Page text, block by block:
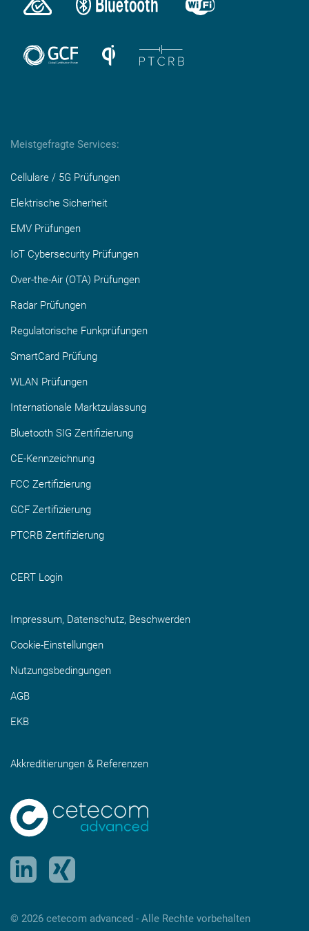
Meistgefragte Services:
Cellulare / 5G Prüfungen
Elektrische Sicherheit
EMV Prüfungen
IoT Cybersecurity Prüfungen
Over-the-Air (OTA) Prüfungen
Radar Prüfungen
Regulatorische Funkprüfungen
SmartCard Prüfung
WLAN Prüfungen
Internationale Marktzulassung
Bluetooth SIG Zertifizierung
CE-Kennzeichnung
FCC Zertifizierung
GCF Zertifizierung
PTCRB Zertifizierung
CERT Login
Impressum, Datenschutz, Beschwerden
Cookie-Einstellungen
Nutzungsbedingungen
AGB
EKB
Akkreditierungen & Referenzen
© 2026 cetecom advanced ‑ Alle Rechte vorbehalten